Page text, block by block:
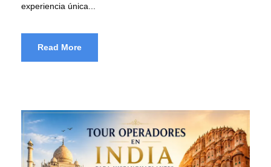
experiencia única...
Read More